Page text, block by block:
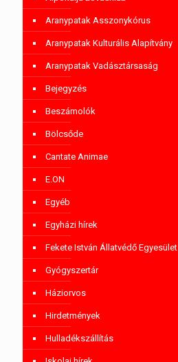
Aranypatak Asszonykórus
Aranypatak Kulturális Alapítvány
Aranypatak Vadásztársaság
Bejegyzés
Beszámolók
Bölcsőde
Cantate Animae
E.ON
Egyéb
Egyházi hírek
Fekete István Állatvédő Egyesület
Gyógyszertár
Háziorvos
Hirdetmények
Hulladékszállítás